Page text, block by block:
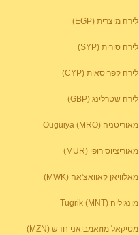
לירה מיצרית (EGP)
לירה סורית (SYP)
לירה קפריסאית (CYP)
לירה שטרלינג (GBP)
מאוריטניה Ouguiya (MRO)
מאוריציוס רופי (MUR)
מאלוויאן קאוואצ'אה (MWK)
מונגוליה Tugrik (MNT)
מטיקאל מוזאמביאני חדש (MZN)